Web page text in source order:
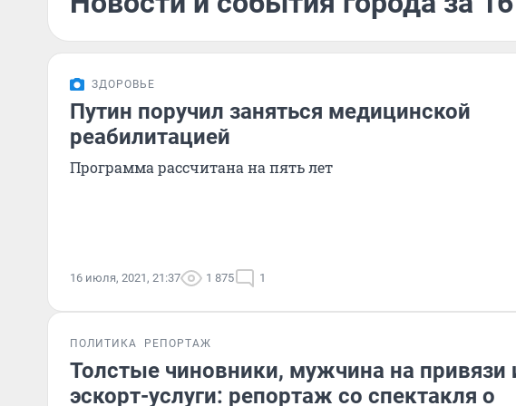
ЗДОРОВЬЕ
Путин поручил заняться медицинской
реабилитацией
Программа рассчитана на пять лет
16 июля, 2021, 21:37 1 875 1
ПОЛИТИКА РЕПОРТАЖ
Толстые чиновники, мужчина на привязи
эскорт-услуги: репортаж со спектакля о